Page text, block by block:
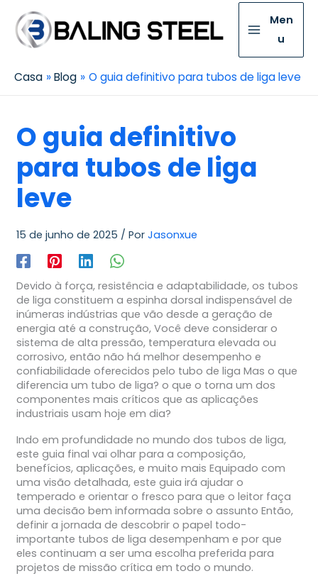
Men
u
Casa Blog O guia definitivo para tubos de liga leve
O guia definitivo
para tubos de liga
leve
15 de junho de 2025 / Por Jasonxue
Devido à força, resistência e adaptabilidade, os tubos
de liga constituem a espinha dorsal indispensável de
inúmeras indústrias que vão desde a geração de
energia até a construção, Você deve considerar o
sistema de alta pressão, temperatura elevada ou
corrosivo, então não há melhor desempenho e
confiabilidade oferecidos pelo tubo de liga Mas o que
diferencia um tubo de liga? o que o torna um dos
componentes mais críticos que as aplicações
industriais usam hoje em dia?
Indo em profundidade no mundo dos tubos de liga,
este guia final vai olhar para a composição,
benefícios, aplicações, e muito mais Equipado com
uma visão detalhada, este guia irá ajudar o
temperado e orientar o fresco para que o leitor faça
uma decisão bem informada sobre o assunto Então,
definir a jornada de descobrir o papel todo-
importante tubos de liga desempenham e por que
eles continuam a ser uma escolha preferida para
projetos de missão crítica em todo o mundo.